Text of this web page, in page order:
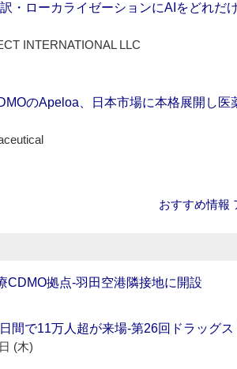
・ローカライゼーションにAIをどれだ
INTERNATIONAL LLC
のApeloa、日本市場に本格展開し医
おすすめ情報
CDMO拠点‐羽田空港隣接地に開設
間で11万人超が来場‐第26回ドラッグ
(木)